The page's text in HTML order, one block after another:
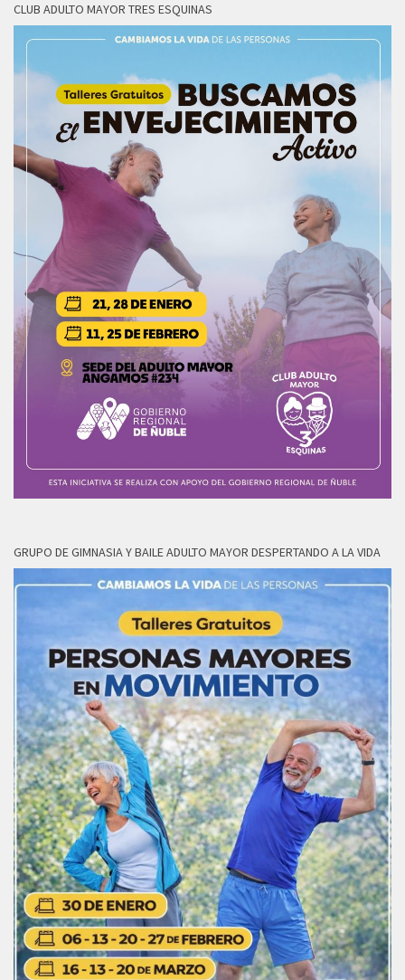
CLUB ADULTO MAYOR TRES ESQUINAS
GRUPO DE GIMNASIA Y BAILE ADULTO MAYOR DESPERTANDO A LA VIDA